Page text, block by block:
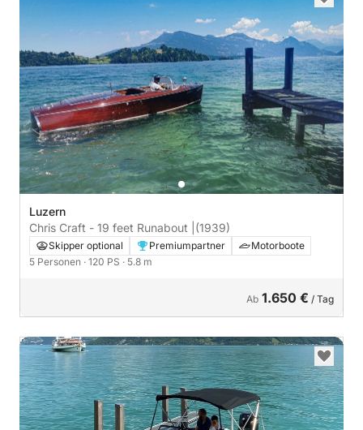
Luzern
Chris Craft - 19 feet Runabout | (1939)
Skipper optional Premiumpartner
Motorboote
5 Personen · 120 PS · 5.8 m
Ab 1.650 € / Tag